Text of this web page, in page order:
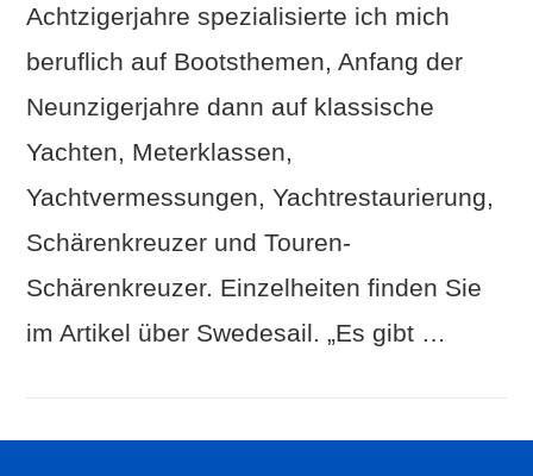
Achtzigerjahre spezialisierte ich mich
beruflich auf Bootsthemen, Anfang der
Neunzigerjahre dann auf klassische
Yachten, Meterklassen,
Yachtvermessungen, Yachtrestaurierung,
Schärenkreuzer und Touren-
Schärenkreuzer. Einzelheiten finden Sie
im Artikel über Swedesail. „Es gibt …